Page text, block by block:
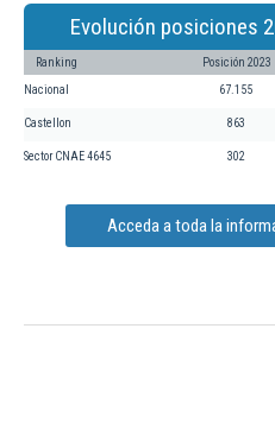
Evolución posiciones
Ranking Posición 2023
Nacional 67.155
Castellon 863
Sector CNAE 4645 302
Acceda a toda la